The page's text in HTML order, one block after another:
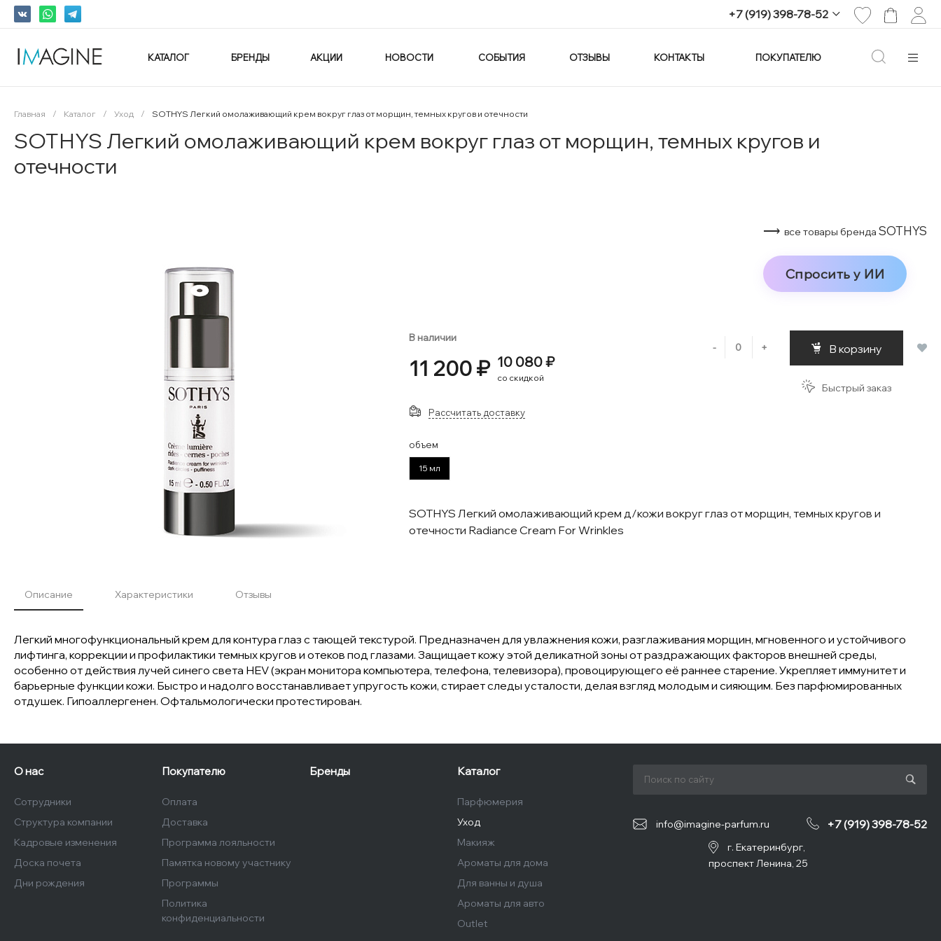
+7 (919) 398-78-52
+7 (919) 398-78-52
КАТАЛОГ БРЕНДЫ АКЦИИ НОВОСТИ СОБЫТИЯ ОТЗЫВЫ КОНТАКТЫ ПОКУПАТЕЛЮ
Главная / Каталог / Уход / SOTHYS Легкий омолаживающий крем вокруг глаз от морщин, темных кругов и отечности
SOTHYS Легкий омолаживающий крем вокруг глаз от морщин, темных кругов и
отечности
⟶ все товары бренда SOTHYS
Спросить у ИИ
В наличии
11 200 ₽ 10 080 ₽
со скидкой
- + В корзину
Быстрый заказ
Рассчитать доставку
объем
15 мл
SOTHYS Легкий омолаживающий крем д/кожи вокруг глаз от морщин, темных кругов и
отечности Radiance Cream For Wrinkles
Описание Характеристики Отзывы
Легкий многофункциональный крем для контура глаз с тающей текстурой. Предназначен для увлажнения кожи, разглаживания морщин, мгновенного и устойчивого
лифтинга, коррекции и профилактики темных кругов и отеков под глазами. Защищает кожу этой деликатной зоны от раздражающих факторов внешней среды,
особенно от действия лучей синего света HEV (экран монитора компьютера, телефона, телевизора), провоцирующего её раннее старение. Укрепляет иммунитет и
барьерные функции кожи. Быстро и надолго восстанавливает упругость кожи, стирает следы усталости, делая взгляд молодым и сияющим. Без парфюмированных
отдушек. Гипоаллергенен. Офтальмологически протестирован.
О нас
Сотрудники
Структура компании
Кадровые изменения
Доска почета
Дни рождения
Покупателю
Оплата
Доставка
Программа лояльности
Памятка новому участнику
Программы
Политика
конфиденциальности
Бренды Каталог
Парфюмерия
Уход
Макияж
Ароматы для дома
Для ванны и душа
Ароматы для авто
Outlet
info@imagine-parfum.ru +7 (919) 398-78-52
г. Екатеринбург,
проспект Ленина, 25